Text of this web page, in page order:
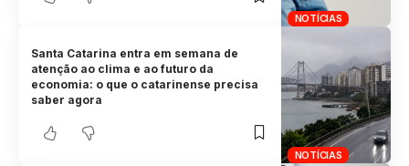
NOTÍCIAS
NOTÍCIAS
Santa Catarina entra em semana de
atenção ao clima e ao futuro da
economia: o que o catarinense precisa
saber agora